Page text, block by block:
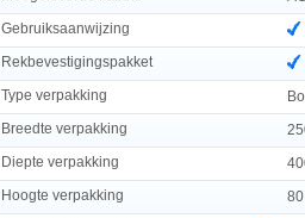
Gebruiksaanwijzing
Rekbevestigingspakket
Type verpakking
Breedte verpakking
Diepte verpakking
Hoogte verpakking